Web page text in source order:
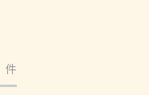
件